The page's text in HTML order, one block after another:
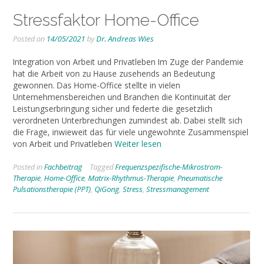
Stressfaktor Home-Office
Posted on 14/05/2021 byDr. Andreas Wies
Integration von Arbeit und Privatleben Im Zuge der Pandemie
hat die Arbeit von zu Hause zusehends an Bedeutung
gewonnen. Das Home-Office stellte in vielen
Unternehmensbereichen und Branchen die Kontinuität der
Leistungserbringung sicher und federte die gesetzlich
verordneten Unterbrechungen zumindest ab. Dabei stellt sich
die Frage, inwieweit das für viele ungewohnte Zusammenspiel
von Arbeit und Privatleben Weiter lesen
Posted inFachbeitrag TaggedFrequenzspezifische-Mikrostrom-
Therapie, Home-Office, Matrix-Rhythmus-Therapie, Pneumatische
Pulsationstherapie (PPT), QiGong, Stress, Stressmanagement